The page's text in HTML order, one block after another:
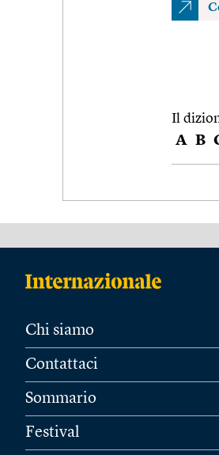
Il
A B
Chi siamo
Contattaci
Sommario
Festival